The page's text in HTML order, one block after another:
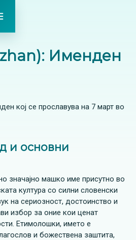
Именден
кој се прославува на 7 март во
и основни
значајно машко име присутно во
култура со силни словенски
на сериозност, достоинство и
избор за оние кои ценат
Етимолошки, името е
и божествена заштита,